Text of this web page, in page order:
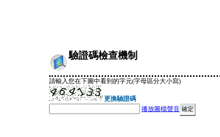
驗證碼檢查機制
請輸入您在下圖中看到的字元(字母區分大小寫)
更換驗證碼
播放圖檔聲音